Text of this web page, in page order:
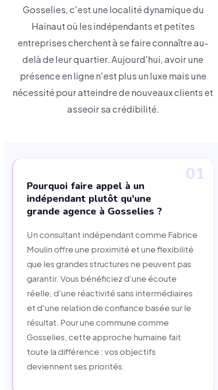
Gosselies, c'est une localité dynamique du
Hainaut où les indépendants et petites
entreprises cherchent à se faire connaître au-
delà de leur quartier. Aujourd'hui, avoir une
présence en ligne n'est plus un luxe mais une
nécessité pour atteindre de nouveaux clients et
asseoir sa crédibilité.
01
Pourquoi faire appel à un
indépendant plutôt qu'une
grande agence à Gosselies ?
Un consultant indépendant comme Fabrice
Moulin offre une proximité et une flexibilité
que les grandes structures ne peuvent pas
garantir. Vous bénéficiez d'une écoute
réelle, d'une réactivité sans intermédiaires
et d'une relation de confiance basée sur le
résultat. Pour une commune comme
Gosselies, cette approche humaine fait
toute la différence : vos objectifs
deviennent ses priorités.